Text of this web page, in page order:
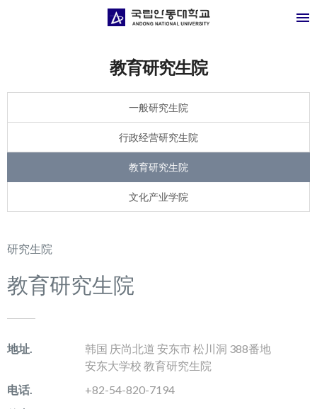
教育研究生院
一般研究生院
行政经营研究生院
教育研究生院
文化产业学院
研究生院
教育研究生院
地址.
韩国 庆尚北道 安东市 松川洞 388番地
安东大学校 教育研究生院
电话.
+82-54-820-7194